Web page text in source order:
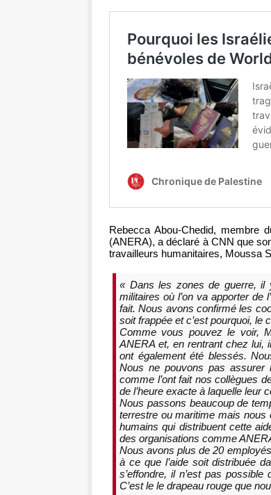
Rebecca Abou-Chedid, membre
(ANERA), a déclaré à CNN que
travailleurs humanitaires, Moussa
« Dans les zones de guerre, il
militaires où l’on va apporter de
fait. Nous avons confirmé les
soit frappée et c’est pourquoi,
Comme vous pouvez le voir,
ANERA et, en rentrant chez lui,
ont également été blessés.
Nous ne pouvons pas assurer
comme l’ont fait nos collègues
de l’heure exacte à laquelle leur
Nous passons beaucoup de
terrestre ou maritime mais
humains qui distribuent cette
des organisations comme
Nous avons plus de 20
à ce que l’aide soit distribuée
s’effondre, il n’est pas
C’est le le drapeau rouge que